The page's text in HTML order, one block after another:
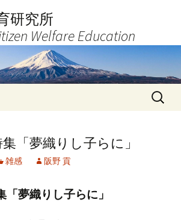
研究所
Welfare Education
検
索:
「夢織りし子らに」
雑感 阪野 貢
「夢織りし子らに」